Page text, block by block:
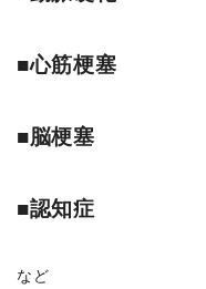
■心筋梗塞
■脳梗塞
■認知症
など